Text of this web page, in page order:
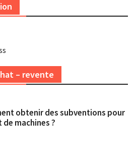
– revente
obtenir des subventions pour
de machines ?